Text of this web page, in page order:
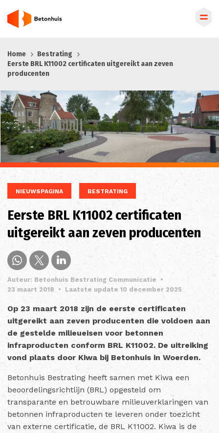
en
naar
de
inhoud
gaan
Home
Bestrating
Eerste BRL K11002 certificaten uitgereikt aan zeven
producenten
NIEUWSPAGINA BESTRATING
Eerste BRL K11002 certificaten
uitgereikt aan zeven producenten
Auteur: Betonhuis Bestrating Communicatie
•
23 maart 2018
• Laatste update 10 december 2025
Op 23 maart 2018 zijn de eerste certificaten
uitgereikt aan zeven producenten die voldoen aan
de gestelde milieueisen voor betonnen
infraproducten conform BRL K11002. De uitreiking
vond plaats door Kiwa bij Betonhuis in Woerden.
Betonhuis Bestrating heeft samen met Kiwa een
beoordelingsrichtlijn (BRL) opgesteld om
transparante en betrouwbare milieuverklaringen van
betonnen infraproducten te leveren onder toezicht
van externe certificatie, de BRL K11002. Kiwa is de